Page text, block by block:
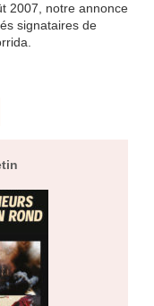
2007, notre annonce
signataires de